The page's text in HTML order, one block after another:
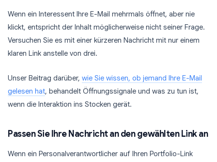
Wenn ein Interessent Ihre E-Mail mehrmals öffnet, aber nie
klickt, entspricht der Inhalt möglicherweise nicht seiner Frage.
Versuchen Sie es mit einer kürzeren Nachricht mit nur einem
klaren Link anstelle von drei.
Unser Beitrag darüber, wie Sie wissen, ob jemand Ihre E-Mail
gelesen hat, behandelt Öffnungssignale und was zu tun ist,
wenn die Interaktion ins Stocken gerät.
Passen Sie Ihre Nachricht an den gewählten Link an
Wenn ein Personalverantwortlicher auf Ihren Portfolio-Link